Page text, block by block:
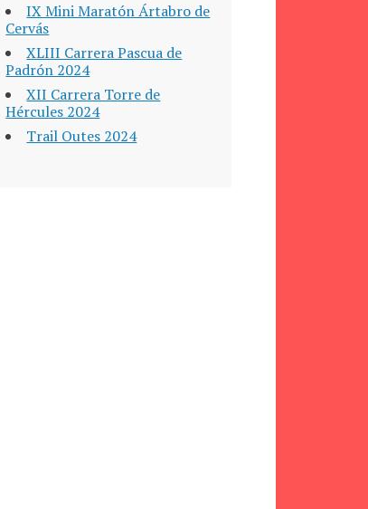
IX Mini Maratón Ártabro de
Cervás
XLIII Carrera Pascua de
Padrón 2024
XII Carrera Torre de
Hércules 2024
Trail Outes 2024